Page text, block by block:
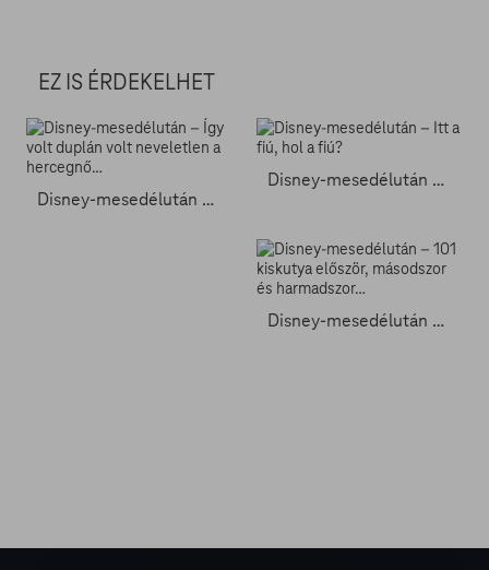
EZ IS ÉRDEKELHET
Disney-mesedélután – Így volt duplán volt neveletlen a hercegnő…
Disney-mesedélután – Itt a fiú, hol a fiú?
Disney-mesedélután – 101 kiskutya először, másodszor és harmadszor…